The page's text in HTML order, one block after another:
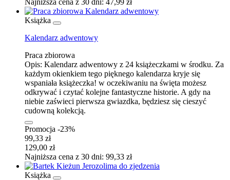
Książka
Kalendarz adwentowy
Praca zbiorowa
Opis: Kalendarz adwentowy z 24 książeczkami w środku. Za
każdym okienkiem tego pięknego kalendarza kryje się
wspaniała książeczka! w oczekiwaniu na święta możesz
odkrywać i czytać kolejne fantastyczne historie. A gdy na
niebie zaświeci pierwsza gwiazdka, będziesz się cieszyć
cudowną kolekcją.
Promocja -23%
99,33 zł
129,00 zł
Najniższa cena z 30 dni: 99,33 zł
Książka